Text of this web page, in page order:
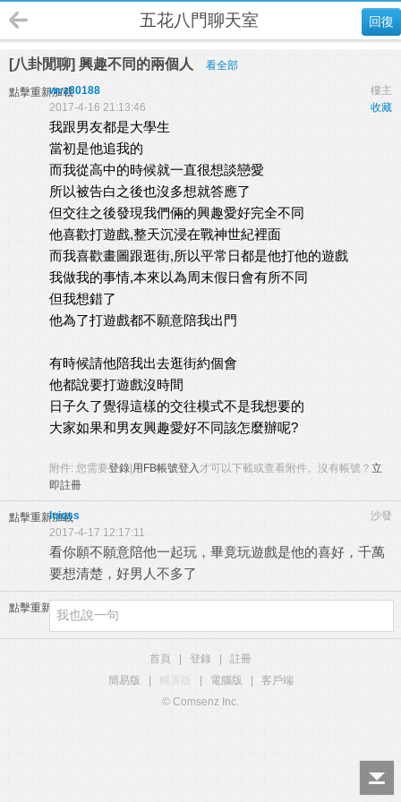
回復
五花八門聊天室
[八卦閒聊] 興趣不同的兩個人 看全部
點擊重新加載 樓主
wvz80188
收藏
2017-4-16 21:13:46
我跟男友都是大學生
當初是他追我的
而我從高中的時候就一直很想談戀愛
所以被告白之後也沒多想就答應了
但交往之後發現我們倆的興趣愛好完全不同
他喜歡打遊戲,整天沉浸在戰神世紀裡面
而我喜歡畫圖跟逛街,所以平常日都是他打他的遊戲
我做我的事情,本來以為周末假日會有所不同
但我想錯了
他為了打遊戲都不願意陪我出門
有時候請他陪我出去逛街約個會
他都說要打遊戲沒時間
日子久了覺得這樣的交往模式不是我想要的
大家如果和男友興趣愛好不同該怎麼辦呢?
附件: 您需要登錄 用FB帳號登入才可以下載或查看附件。沒有帳號？ 立
即註冊
點擊重新加載 沙發
luigss
2017-4-17 12:17:11
看你願不願意陪他一起玩，畢竟玩遊戲是他的喜好，千萬
要想清楚，好男人不多了
點擊重新加載
首頁 登錄
註冊
簡易版
觸屏版 電腦版
客戶端
© Comsenz Inc.